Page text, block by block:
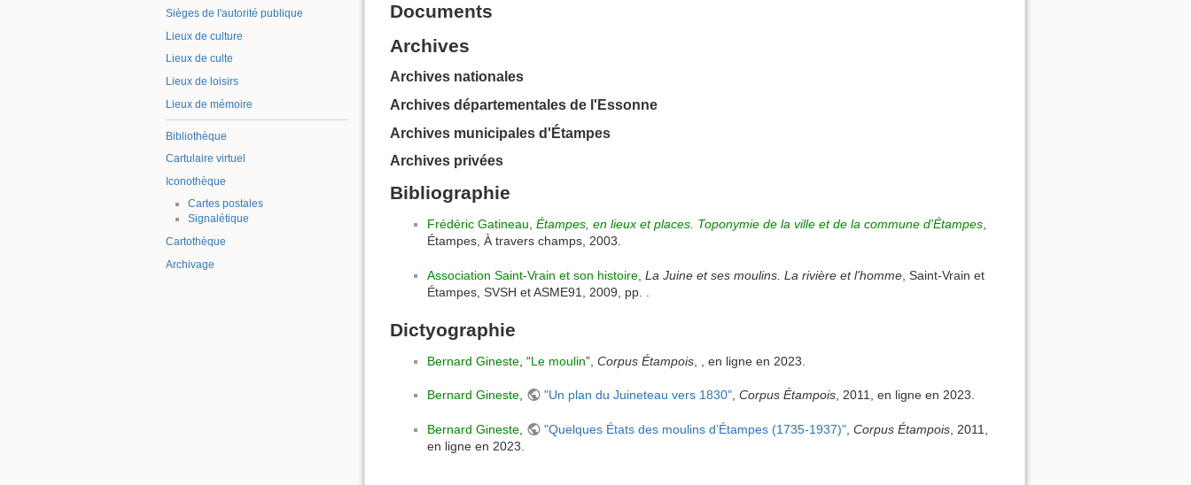
Sièges de l'autorité publique
Lieux de culture
Lieux de culte
Lieux de loisirs
Lieux de mémoire
Bibliothèque
Cartulaire virtuel
Iconothèque
Cartes postales
Signalétique
Cartothèque
Archivage
Documents
Archives
Archives nationales
Archives départementales de l'Essonne
Archives municipales d'Étampes
Archives privées
Bibliographie
Frédéric Gatineau, Étampes, en lieux et places. Toponymie de la ville et de la commune d'Étampes,
Étampes, À travers champs, 2003.
Association Saint-Vrain et son histoire La Juine et ses moulins. La rivière et l'homme , Saint-Vrain et
Étampes, SVSH et ASME91, 2009, pp. .
Dictyographie
Bernard Gineste , “Le moulin”, Corpus Étampois , , en ligne en 2023.
Bernard Gineste, "Un plan du Juineteau vers 1830", Corpus Étampois, 2011, en ligne en 2023.
Bernard Gineste "Quelques États des moulins d’Étampes (1735-1937)", Corpus Étampois, 2011,
en ligne en 2023.